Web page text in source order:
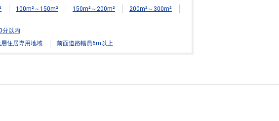
100m²～150m² 150m²～200m²
200m²～300m²
分以内
住居専用地域 前面道路幅員6m以上